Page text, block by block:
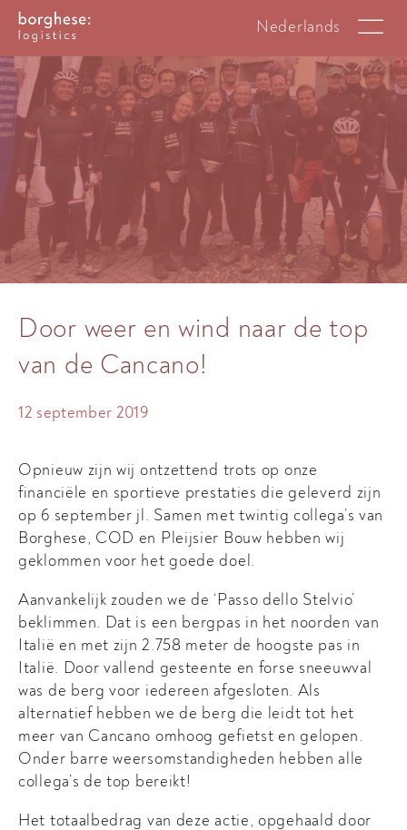
Nederlands
Door weer en wind naar de top
van de Cancano!
12 september 2019
Opnieuw zijn wij ontzettend trots op onze
financiële en sportieve prestaties die geleverd zijn
op 6 september jl. Samen met twintig collega’s van
Borghese, COD en Pleijsier Bouw hebben wij
geklommen voor het goede doel.
Aanvankelijk zouden we de ‘Passo dello Stelvio’
beklimmen. Dat is een bergpas in het noorden van
Italië en met zijn 2.758 meter de hoogste pas in
Italië. Door vallend gesteente en forse sneeuwval
was de berg voor iedereen afgesloten. Als
alternatief hebben we de berg die leidt tot het
meer van Cancano omhoog gefietst en gelopen.
Onder barre weersomstandigheden hebben alle
collega’s de top bereikt!
Het totaalbedrag van deze actie, opgehaald door